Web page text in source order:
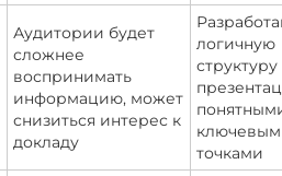
Аудитории будет
сложнее
воспринимать
информацию, может
снизиться интерес к
докладу
логичную
структуру
точками